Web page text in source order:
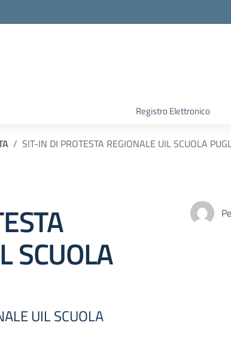
Registro Elettronico
SIT-IN DI PROTESTA REGIONALE UIL SCUOLA
SCUOLA
UIL SCUOLA